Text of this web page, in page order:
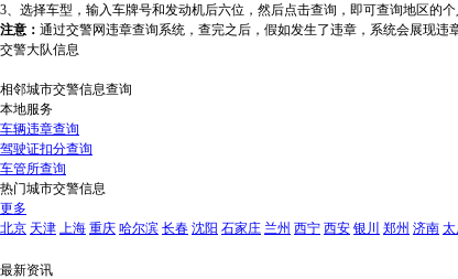
3、选择车型，输入车牌号和发动机后六位，然后点击查询，即可查询地区的个
注意： 通过交警网违章查询系统，查完之后，假如发生了违章，系统会展现违
交警大队信息
相邻城市交警信息查询
本地服务
车辆违章查询
驾驶证扣分查询
车管所查询
热门城市交警信息
更多
北京 天津 上海 重庆 哈尔滨 长春 沈阳 石家庄 兰州 西宁 西安 银川 郑州 济南
最新资讯